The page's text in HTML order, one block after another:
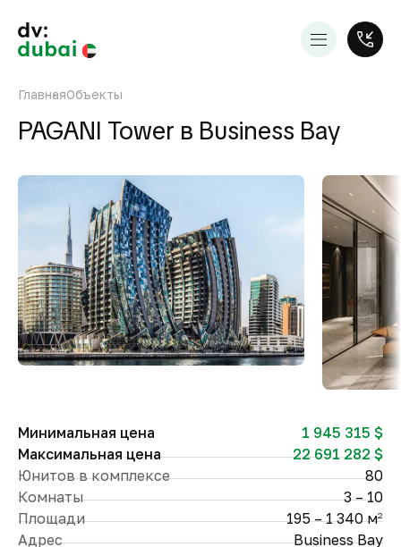
ГлавнаяОбъекты
PAGANI Tower в Business Bay
Минимальная цена
1 945 315 $
Максимальная цена
22 691 282 $
Юнитов в комплексе
80
Комнаты
3 – 10
Площади
195 – 1 340 м2
Адрес Business Bay